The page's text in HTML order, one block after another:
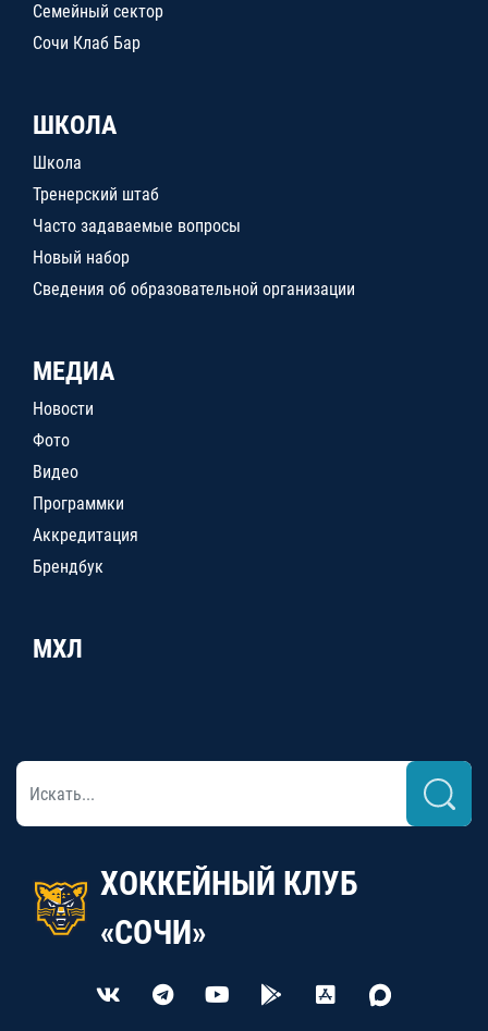
Семейный сектор
Сочи Клаб Бар
ШКОЛА
Школа
Тренерский штаб
Часто задаваемые вопросы
Новый набор
Сведения об образовательной организации
МЕДИА
Новости
Фото
Видео
Программки
Аккредитация
Брендбук
МХЛ
ХОККЕЙНЫЙ КЛУБ
«СОЧИ»